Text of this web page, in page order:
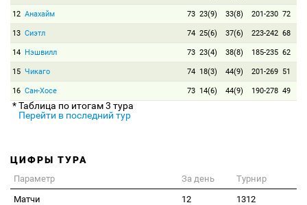
12 Анахайм 73 23(9) 33(8) 201-230 72
13 Сиэтл 74 25(6) 37(6) 223-242 68
14 Нэшвилл 73 23(4) 38(8) 185-235 62
15 Чикаго 74 18(3) 44(9) 201-269 51
16 Сан-Хосе 73 14(6) 44(9) 190-278 49
* Таблица по итогам 3 тура
Перейти в последний тур
ЦИФРЫ ТУРА
Параметр За день
Турнир
Матчи
12
1312